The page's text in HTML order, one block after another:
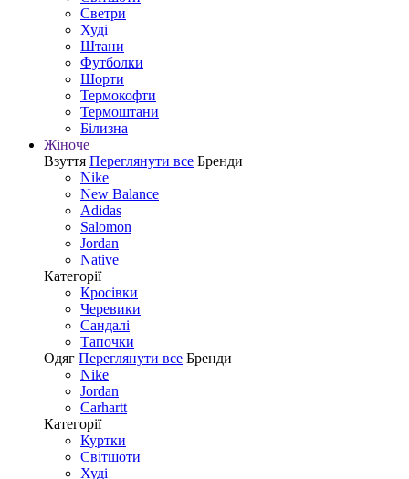
Светри
Худі
Штани
Футболки
Шорти
Термокофти
Термоштани
Білизна
Жіноче
Взуття Переглянути все Бренди
Nike
New Balance
Adidas
Salomon
Jordan
Native
Категорії
Кросівки
Черевики
Сандалі
Tапочки
Одяг Переглянути все Бренди
Nike
Jordan
Carhartt
Категорії
Куртки
Світшоти
Худі